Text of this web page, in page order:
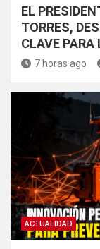
EL
TORRES,
CLAVE PARA
7 horas ago
ACTUALIDAD